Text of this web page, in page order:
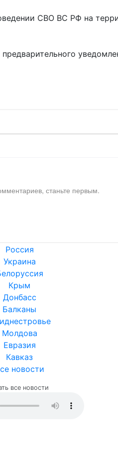
СВО ВС РФ на
станьте первым.
Россия
Украина
Крым
Донбасс
Балканы
Молдова
Евразия
Кавказ
новости
все новости